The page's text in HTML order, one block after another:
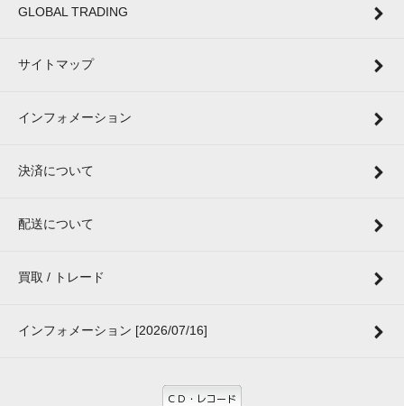
GLOBAL TRADING
サイトマップ
インフォメーション
決済について
配送について
買取 / トレード
インフォメーション [2026/07/16]